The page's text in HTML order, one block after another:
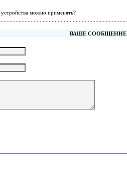
устройства можно применять?
ВАШЕ СООБЩЕНИЕ